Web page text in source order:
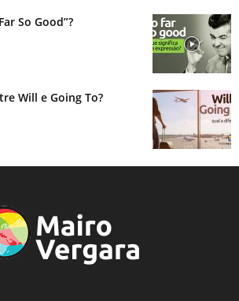
So Good”?
Will e Going To?